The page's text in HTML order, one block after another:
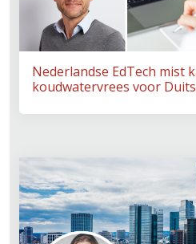
Nederlandse EdTech mist
koudwatervrees voor